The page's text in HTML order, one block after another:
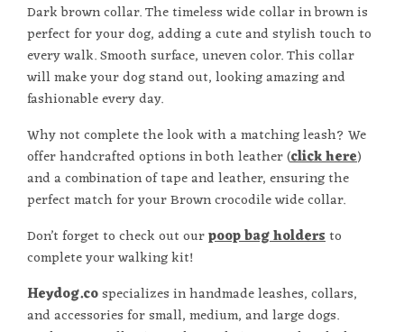
Dark brown collar. The timeless wide collar in brown is
perfect for your dog, adding a cute and stylish touch to
every walk. Smooth surface, uneven color. This collar
will make your dog stand out, looking amazing and
fashionable every day.
Why not complete the look with a matching leash? We
offer handcrafted options in both leather (click here)
and a combination of tape and leather, ensuring the
perfect match for your Brown crocodile wide collar.
Don’t forget to check out ourpoop bag holdersto
complete your walking kit!
Heydog.cospecializes in handmade leashes, collars,
and accessories for small, medium, and large dogs.